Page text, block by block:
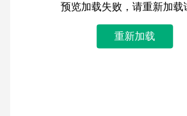
预览加载失败，请重新加载
重新加载